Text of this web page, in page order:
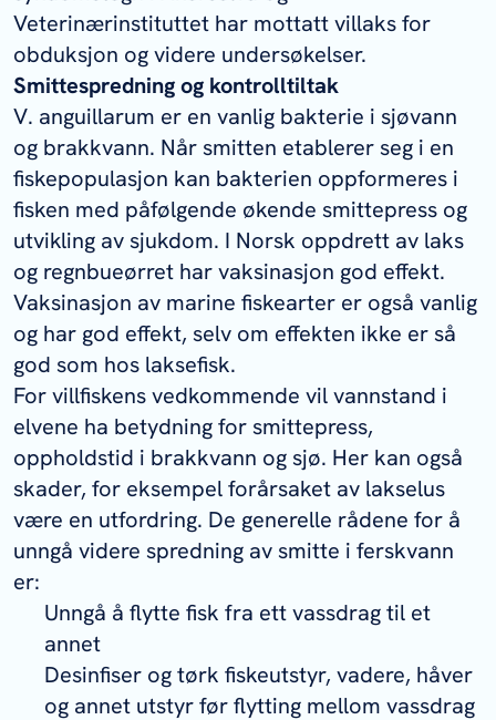
Veterinærinstituttet har mottatt villaks for
obduksjon og videre undersøkelser.
Smittespredning og kontrolltiltak
V. anguillarum er en vanlig bakterie i sjøvann
og brakkvann. Når smitten etablerer seg i en
fiskepopulasjon kan bakterien oppformeres i
fisken med påfølgende økende smittepress og
utvikling av sjukdom. I Norsk oppdrett av laks
og regnbueørret har vaksinasjon god effekt.
Vaksinasjon av marine fiskearter er også vanlig
og har god effekt, selv om effekten ikke er så
god som hos laksefisk.
For villfiskens vedkommende vil vannstand i
elvene ha betydning for smittepress,
oppholdstid i brakkvann og sjø. Her kan også
skader, for eksempel forårsaket av lakselus
være en utfordring. De generelle rådene for å
unngå videre spredning av smitte i ferskvann
er:
Unngå å flytte fisk fra ett vassdrag til et
annet
Desinfiser og tørk fiskeutstyr, vadere, håver
og annet utstyr før flytting mellom vassdrag